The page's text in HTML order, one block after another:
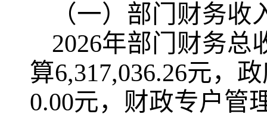
（一）部门财务收
2026年部门财务总
算6,317,036.26元，
0.00元，财政专户管